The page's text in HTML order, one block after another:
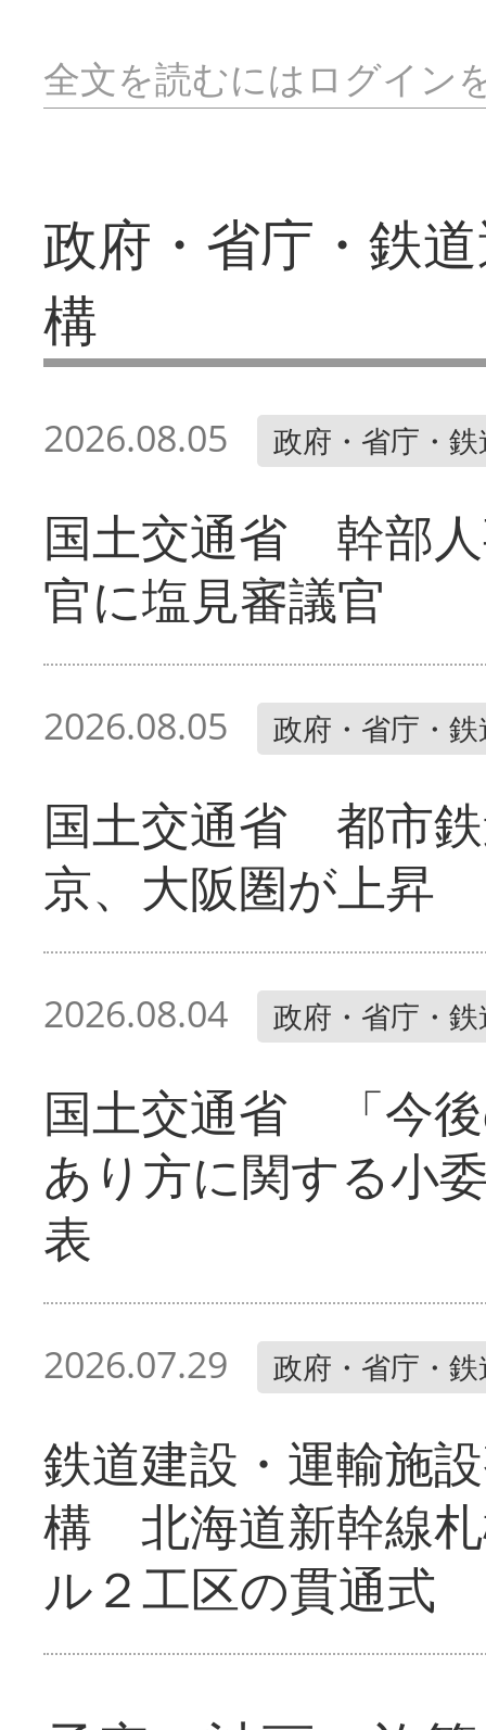
全文を読むにはログイン
政府・省庁・鉄
構
2026.08.05 政府・省庁・
国土交通省 幹部
官に塩見審議官
2026.08.05 政府・省庁・
国土交通省 都市
京、大阪圏が上昇
2026.08.04 政府・省庁・
国土交通省 「今
あり方に関する小
表
2026.07.29 政府・省庁・
鉄道建設・運輸施
構 北海道新幹線
ル２工区の貫通式